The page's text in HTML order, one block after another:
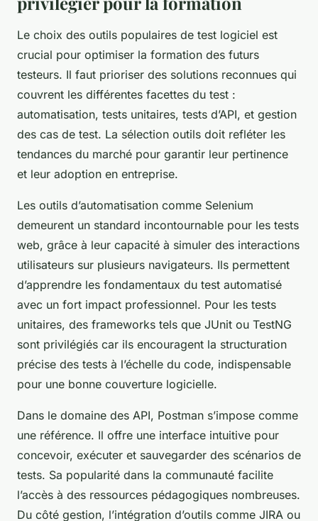
Le choix des outils populaires de test logiciel est
crucial pour optimiser la formation des futurs
testeurs. Il faut prioriser des solutions reconnues qui
couvrent les différentes facettes du test :
automatisation, tests unitaires, tests d’API, et gestion
des cas de test. La sélection outils doit refléter les
tendances du marché pour garantir leur pertinence
et leur adoption en entreprise.
Les outils d’automatisation comme Selenium
demeurent un standard incontournable pour les tests
web, grâce à leur capacité à simuler des interactions
utilisateurs sur plusieurs navigateurs. Ils permettent
d’apprendre les fondamentaux du test automatisé
avec un fort impact professionnel. Pour les tests
unitaires, des frameworks tels que JUnit ou TestNG
sont privilégiés car ils encouragent la structuration
précise des tests à l’échelle du code, indispensable
pour une bonne couverture logicielle.
Dans le domaine des API, Postman s’impose comme
une référence. Il offre une interface intuitive pour
concevoir, exécuter et sauvegarder des scénarios de
tests. Sa popularité dans la communauté facilite
l’accès à des ressources pédagogiques nombreuses.
Du côté gestion, l’intégration d’outils comme JIRA ou